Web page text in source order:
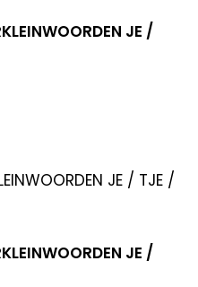
JE /
JE /